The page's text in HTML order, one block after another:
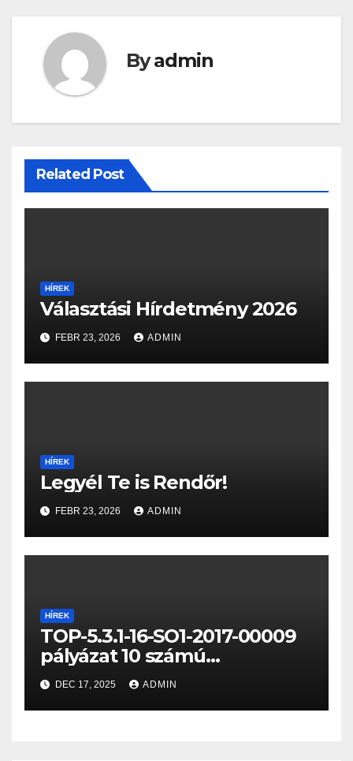
Byadmin
Related Post
HÍREK
Választási Hírdetmény 2026
FEBR 23, 2026 ADMIN
HÍREK
Legyél Te is Rendőr!
FEBR 23, 2026 ADMIN
HÍREK
TOP-5.3.1-16-SO1-2017-00009
pályázat 10 számú
fenntartási jelentése
DEC 17, 2025 ADMIN